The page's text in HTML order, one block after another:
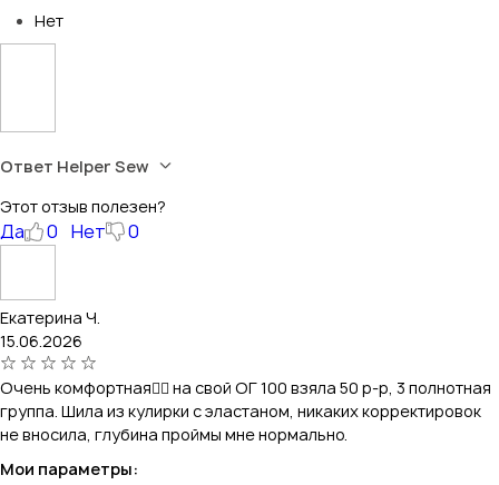
Нет
Ответ Helper Sew
Этот отзыв полезен?
Да 0 Нет 0
Екатерина Ч.
15.06.2026
Очень комфортная👌🏻 на свой ОГ 100 взяла 50 р-р, 3 полнотная
группа. Шила из кулирки с эластаном, никаких корректировок
не вносила, глубина проймы мне нормально.
Мои параметры: